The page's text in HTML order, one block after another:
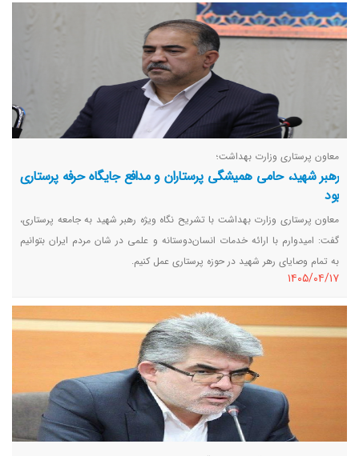
معاون پرستاری وزارت بهداشت؛
رهبر شهید، حامی همیشگی پرستاران و مدافع جایگاه حرفه پرستاری
بود
معاون پرستاری وزارت بهداشت با تشریح نگاه ویژه رهبر شهید به جامعه پرستاری،
گفت: امیدوارم با ارائه خدمات انسان‌دوستانه و علمی در شان مردم ایران بتوانیم
به تمام وصایای رهر شهید در حوزه پرستاری عمل کنیم.
١٤٠٥/٠٤/١٧